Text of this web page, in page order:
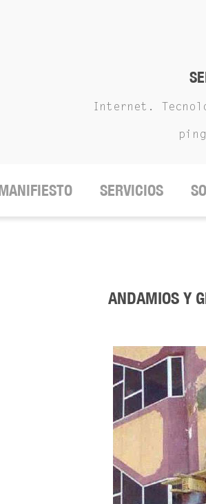
Internet.
SERVICIOS
ANDAMIOS Y